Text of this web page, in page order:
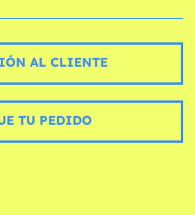
AL CLIENTE
TU PEDIDO